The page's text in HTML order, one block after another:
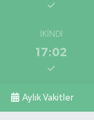
İKINDI
17:02
Aylık Vakitler